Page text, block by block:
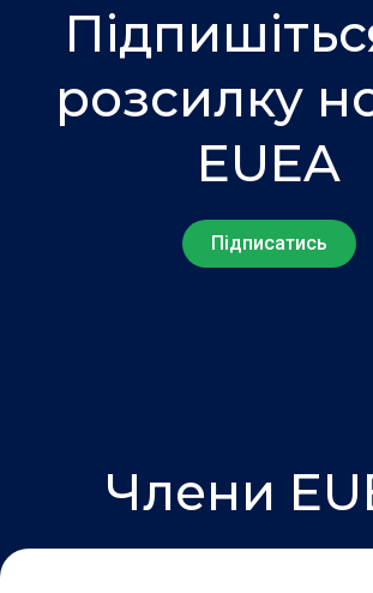
розсилку
EUEA
Підписатись
Члени